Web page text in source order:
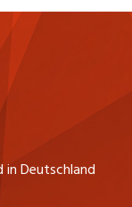
in Deutschland